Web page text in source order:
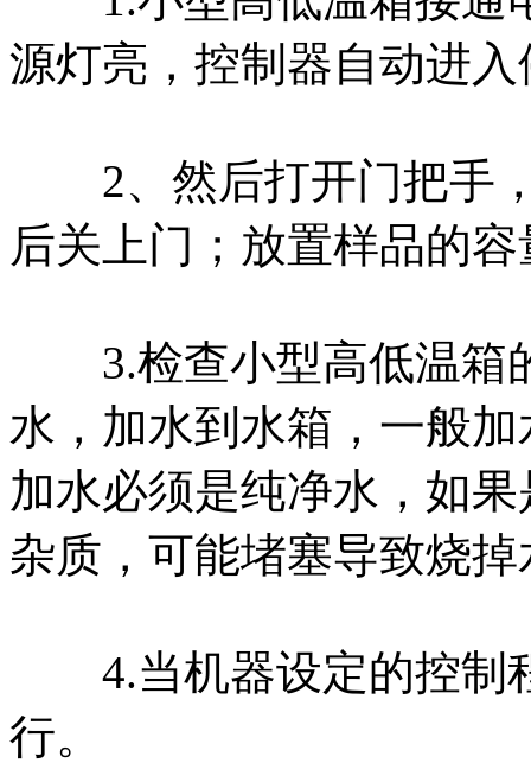
源灯亮，控制器自动进
2、然后打开门把手，
后关上门；放置样品的
3.检查小型高低温箱
水，加水到水箱，一般
加水必须是纯净水，如
杂质，可能堵塞导致烧
4.当机器设定的控制
行。